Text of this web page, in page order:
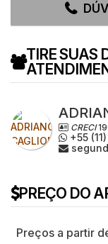
TIRE SUAS
CRECI
+55
PREÇO DO